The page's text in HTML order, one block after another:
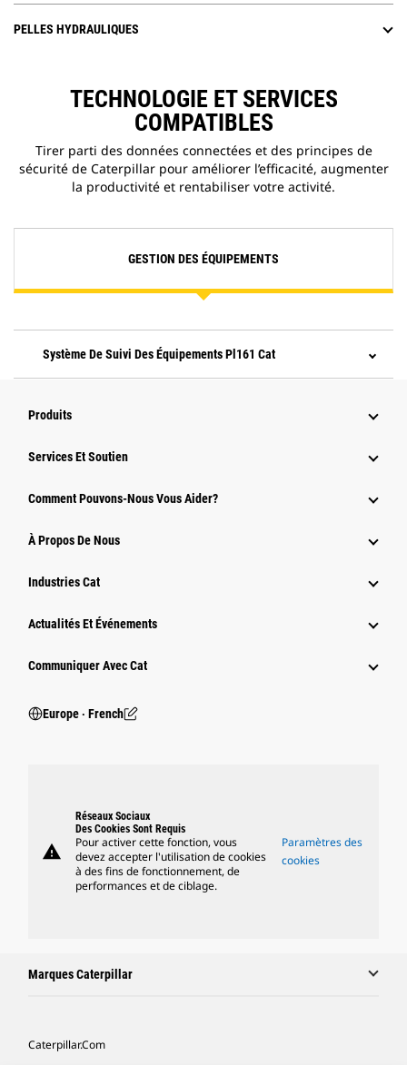
PELLES HYDRAULIQUES
TECHNOLOGIE ET SERVICES
COMPATIBLES
Tirer parti des données connectées et des principes de
sécurité de Caterpillar pour améliorer l’efficacité, augmenter
la productivité et rentabiliser votre activité.
GESTION DES ÉQUIPEMENTS
Système De Suivi Des Équipements Pl161 Cat
Produits
Services Et Soutien
Comment Pouvons-Nous Vous Aider?
À Propos De Nous
Industries Cat
Actualités Et Événements
Communiquer Avec Cat
Europe ‧ French
warning
Réseaux Sociaux
Des Cookies Sont Requis
Pour activer cette fonction, vous
devez accepter l'utilisation de cookies
à des fins de fonctionnement, de
performances et de ciblage.
Paramètres des
cookies
Marques Caterpillar
Caterpillar.com